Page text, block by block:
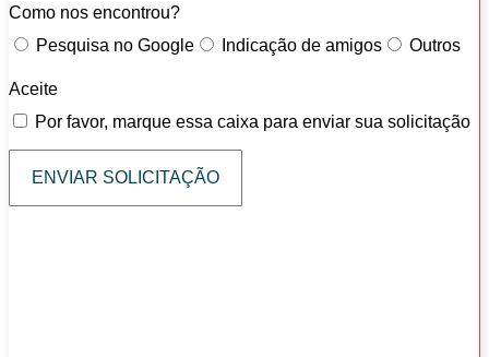
Como nos encontrou?
Pesquisa no Google
Indicação de amigos Outros
Aceite
Por favor, marque essa caixa para enviar sua solicitação
ENVIAR SOLICITAÇÃO